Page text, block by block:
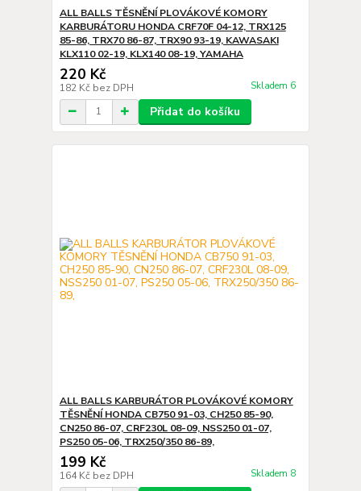
ALL BALLS TĚSNĚNÍ PLOVÁKOVÉ KOMORY
KARBURÁTORU HONDA CRF70F 04-12, TRX125
85-86, TRX70 86-87, TRX90 93-19, KAWASAKI
KLX110 02-19, KLX140 08-19, YAMAHA
220 Kč
182 Kč bez DPH Skladem 6
Přidat do košíku
ALL BALLS KARBURÁTOR PLOVÁKOVÉ KOMORY
TĚSNĚNÍ HONDA CB750 91-03, CH250 85-90,
CN250 86-07, CRF230L 08-09, NSS250 01-07,
PS250 05-06, TRX250/350 86-89,
199 Kč
164 Kč bez DPH Skladem 8